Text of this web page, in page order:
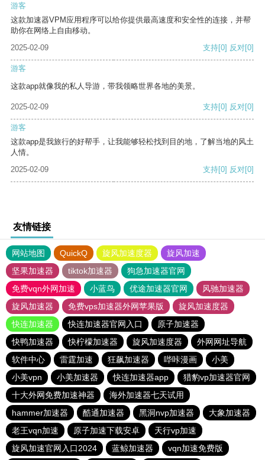
游客
这款加速器VPM应用程序可以给你提供最高速度和安全性的连接，并帮
助你在网络上自由移动。
2025-02-09
支持[0] 反对[0]
游客
这款app就像我的私人导游，带我领略世界各地的美景。
2025-02-09 支持[0] 反对[0]
游客
这款app是我旅行的好帮手，让我能够轻松找到目的地，了解当地的风土
人情。
2025-02-09
支持[0] 反对[0]
友情链接
网站地图 QuickQ 旋风加速度器
旋风加速
坚果加速器
tiktok加速器
狗急加速器官网
免费vqn外网加速
小蓝鸟 优途加速器官网
风驰加速器
旋风加速器
免费vps加速器外网苹果版
旋风加速度器
快连加速器
快连加速器官网入口
原子加速器
快鸭加速器
快柠檬加速器 旋风加速度器
外网网址导航
软件中心
雷霆加速 狂飙加速器 哔咔漫画
小美
小美vpn
小美加速器 快连加速器app
猎豹vp加速器官网
十大外网免费加速神器
海外加速器七天试用
hammer加速器
酷通加速器 黑洞nvp加速器
大象加速器
老王vqn加速
原子加速下载安卓
天行vp加速
旋风加速官网入口2024
蓝鲸加速器 vqn加速免费版